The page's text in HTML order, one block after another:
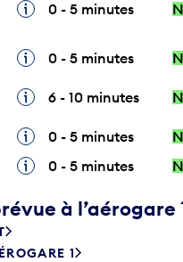
Infobulle0 - 5 minutes
Infobulle0 - 5 minutes
Infobulle6 - 10 minutes
Infobulle0 - 5 minutes
Infobulle0 - 5 minutes
à l’aérogare
1